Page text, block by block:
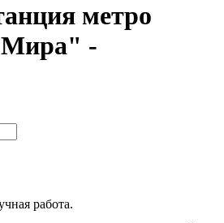
метро
Мира" -
работа.